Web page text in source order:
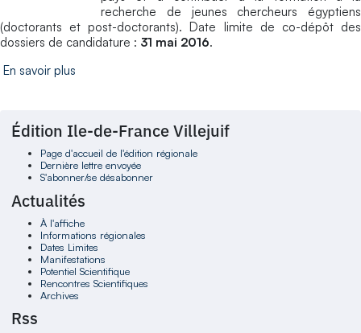
recherche de jeunes chercheurs égyptiens
(doctorants et post-doctorants). Date limite de co-dépôt des
dossiers de candidature : 31 mai 2016.
En savoir plus
Édition Ile-de-France Villejuif
Page d'accueil de l'édition régionale
Dernière lettre envoyée
S'abonner/se désabonner
Actualités
À l'affiche
Informations régionales
Dates Limites
Manifestations
Potentiel Scientifique
Rencontres Scientifiques
Archives
Rss